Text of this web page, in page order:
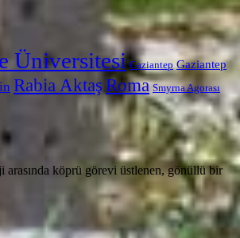
Üniversitesi Gaziantep Gaziantep
Rabia Aktaş Roma Smyrna Agorası
arasında köprü görevi üstlenen, gönüllü bir